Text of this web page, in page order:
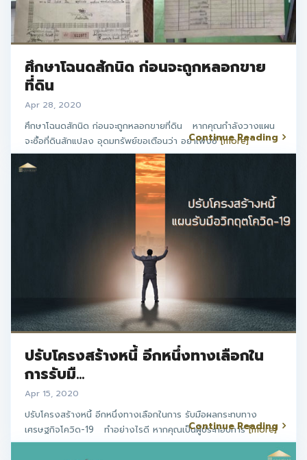
ศึกษาโฉนดสักนิด ก่อนจะถูกหลอกขาย
ที่ดิน
Apr 28, 2020
ศึกษาโฉนดสักนิด ก่อนจะถูกหลอกขายที่ดิน หากคุณกำลังวางแผน
จะซื้อที่ดินสักแปลง อุดมทรัพย์ขอเตือนว่า อย่าเพิ่งซื[more]
Continue Reading
ปรับโครงสร้างหนี้ อีกหนึ่งทางเลือกใน
การรับมื...
Apr 15, 2020
ปรับโครงสร้างหนี้ อีกหนึ่งทางเลือกในการ รับมือผลกระทบทาง
เศรษฐกิจโควิด-19 ทำอย่างไรดี หากคุณเป็นผู้ประกอบการ[more]
Continue Reading